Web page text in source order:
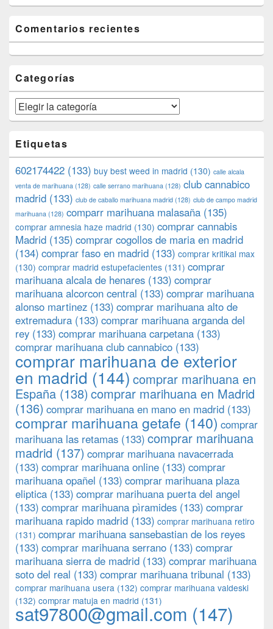
Comentarios recientes
Categorías
Categorías
Etiquetas
602174422 (133) buy best weed in madrid (130) calle alcala
venta de marihuana (128) calle serrano marihuana (128) club cannabico
madrid (133) club de caballo marihuana madrid (128) club de campo madrid
marihuana (128) comparr marihuana malasaña (135)
comprar amnesia haze madrid (130) comprar cannabis
Madrid (135) comprar cogollos de maria en madrid
(134) comprar faso en madrid (133) comprar kritikal max
(130) comprar madrid estupefacientes (131) comprar
marihuana alcala de henares (133) comprar
marihuana alcorcon central (133) comprar marihuana
alonso martinez (133) comprar marihuana alto de
extremadura (133) comprar marihuana arganda del
rey (133) comprar marihuana carpetana (133)
comprar marihuana club cannabico (133)
comprar marihuana de exterior
en madrid (144) comprar marihuana en
España (138) comprar marihuana en Madrid
(136) comprar marihuana en mano en madrid (133)
comprar marihuana getafe (140) comprar
marihuana las retamas (133) comprar marihuana
madrid (137) comprar marihuana navacerrada
(133) comprar marihuana online (133) comprar
marihuana opañel (133) comprar marihuana plaza
eliptica (133) comprar marihuana puerta del angel
(133) comprar marihuana pìramides (133) comprar
marihuana rapido madrid (133) comprar marihuana retiro
(131) comprar marihuana sansebastian de los reyes
(133) comprar marihuana serrano (133) comprar
marihuana sierra de madrid (133) comprar marihuana
soto del real (133) comprar marihuana tribunal (133)
comprar marihuana usera (132) comprar marihuana valdeski
(132) comprar matuja en madrid (131)
sat97800@gmail.com (147)